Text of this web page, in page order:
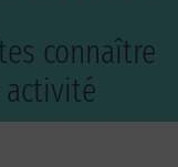
connaître